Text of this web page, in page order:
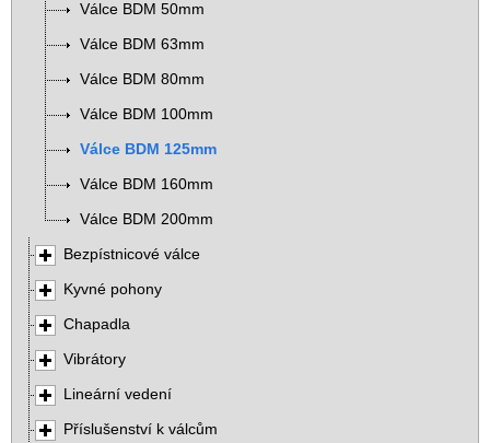
Válce BDM 50mm
Válce BDM 63mm
Válce BDM 80mm
Válce BDM 100mm
Válce BDM 125mm
Válce BDM 160mm
Válce BDM 200mm
Bezpístnicové válce
Kyvné pohony
Chapadla
Vibrátory
Lineární vedení
Příslušenství k válcům